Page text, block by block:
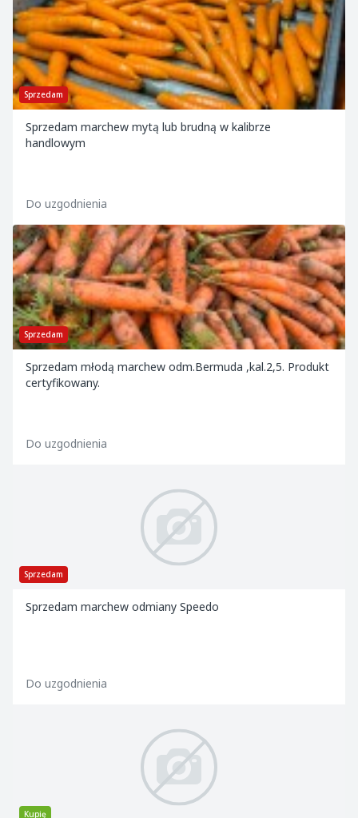
Sprzedam
Sprzedam marchew mytą lub brudną w kalibrze
handlowym
Do uzgodnienia
Sprzedam
Sprzedam młodą marchew odm.Bermuda ,kal.2,5. Produkt
certyfikowany.
Do uzgodnienia
Sprzedam
Sprzedam marchew odmiany Speedo
Do uzgodnienia
Kupię